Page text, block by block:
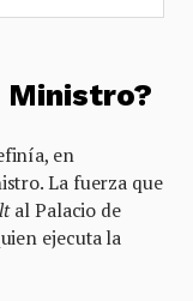
Ministro?
en
La fuerza que
al Palacio de
ejecuta la